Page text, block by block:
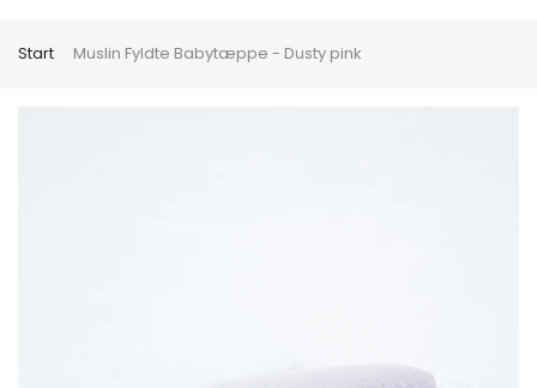
Start Muslin Fyldte Babytæppe - Dusty pink